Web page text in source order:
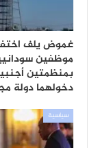
غموض يلف
موظفين
بمنظمتين
دخولهما دولة
سياسية